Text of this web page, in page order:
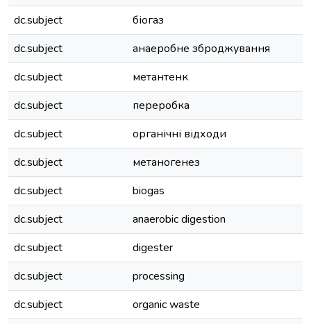
dc.subject
біогаз
dc.subject
анаеробне зброджування
dc.subject
метантенк
dc.subject
переробка
dc.subject
органічні відходи
dc.subject
метаногенез
dc.subject
biogas
dc.subject
anaerobic digestion
dc.subject
digester
dc.subject
processing
dc.subject
organic waste